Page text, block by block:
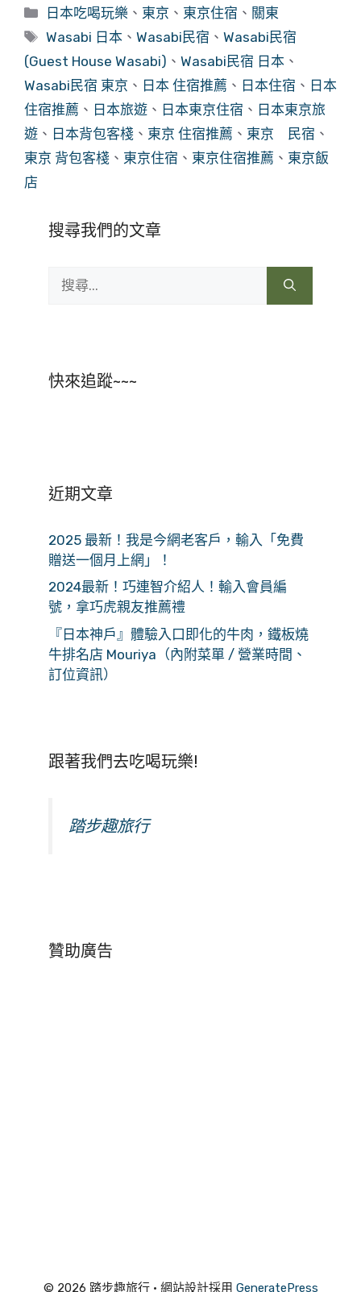
分
類
日本吃喝玩樂 、 東京 、 東京住宿 、 關東
標
Wasabi 日本 、Wasabi民宿 、Wasabi民宿
(Guest House Wasabi) 、 Wasabi民宿 日本 、
Wasabi民宿 東京 、 日本 住宿推薦 、 日本住宿 、 日本
住宿推薦 、 日本旅遊 、 日本東京住宿 、 日本東京旅
遊 、 日本背包客棧 、 東京 住宿推薦 、 東京 民宿 、
東京 背包客棧 、 東京住宿 、 東京住宿推薦 、 東京飯
店
搜尋我們的文章
尋:
快來追蹤~~~
近期文章
2025 最新！我是今網老客戶，輸入「免費
贈送一個月上網」！
2024最新！巧連智介紹人！輸入會員編
號，拿巧虎親友推薦禮
『日本神戶』體驗入口即化的牛肉，鐵板燒
牛排名店 Mouriya（內附菜單 / 營業時間、
訂位資訊）
跟著我們去吃喝玩樂!
踏步趣旅行
贊助廣告
© 2026 踏步趣旅行• 網站設計採用 GeneratePress